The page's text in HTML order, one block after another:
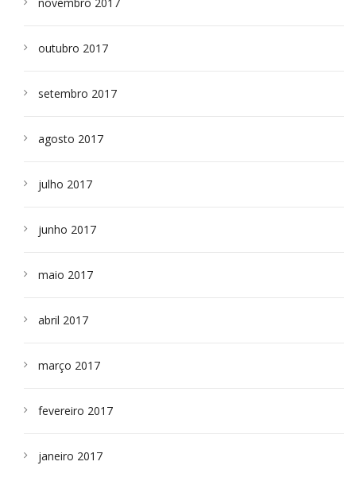
outubro 2017
setembro 2017
agosto 2017
julho 2017
junho 2017
maio 2017
abril 2017
março 2017
fevereiro 2017
janeiro 2017